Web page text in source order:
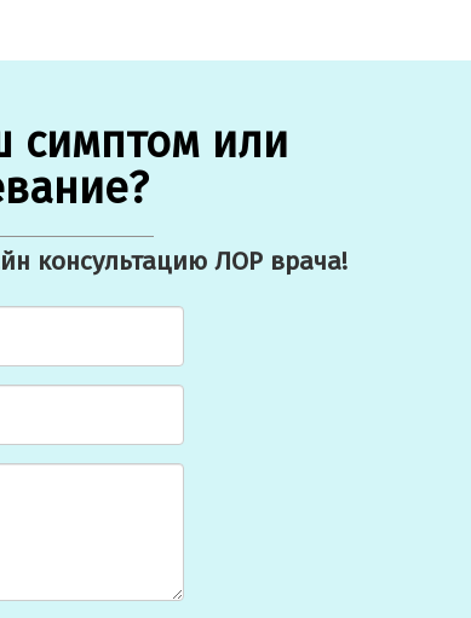
симптом или
консультацию ЛОР врача!